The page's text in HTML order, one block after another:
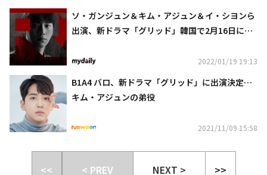
ソ・ガンジュン＆キム・アジュン＆イ・シヨンら
出演、新ドラマ「グリッド」韓国で2月16日に公
2022/01/19 19:13
B1A4 バロ、新ドラマ「グリッド」に出演決定…
キム・アジュンの弟役
2021/11/09 15:58
<< < PREV NEXT > >>